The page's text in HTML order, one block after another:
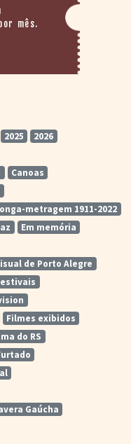
mês.
2025
2026
Canoas
metragem 1911-2022
Em memória
de Porto Alegre
Filmes exibidos
do RS
Gaúcha